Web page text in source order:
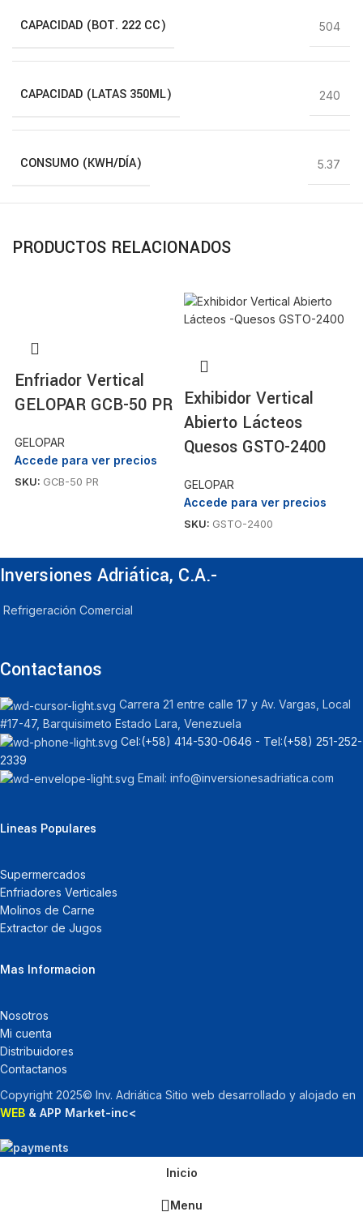
CAPACIDAD (BOT. 222 CC) 504
CAPACIDAD (LATAS 350ML) 240
CONSUMO (KWH/DÍA) 5.37
PRODUCTOS RELACIONADOS
Enfriador Vertical
GELOPAR GCB-50 PR
GELOPAR
Accede para ver precios
SKU: GCB-50 PR
Exhibidor Vertical
Abierto Lácteos
Quesos GSTO-2400
GELOPAR
Accede para ver precios
SKU: GSTO-2400
Inversiones Adriática, C.A.-
Refrigeración Comercial
Contactanos
Carrera 21 entre calle 17 y Av. Vargas, Local
#17-47, Barquisimeto Estado Lara, Venezuela
Cel:‪(+58) 414-530-0646‬ - Tel:‪(+58) 251-252-
2339
Email: info@inversionesadriatica.com
Lineas Populares
Supermercados
Enfriadores Verticales
Molinos de Carne
Extractor de Jugos
Mas Informacion
Nosotros
Mi cuenta
Distribuidores
Contactanos
Copyright 2025© Inv. Adriática Sitio web desarrollado y alojado en
WEB & APP Market-inc<
Inicio
Menu